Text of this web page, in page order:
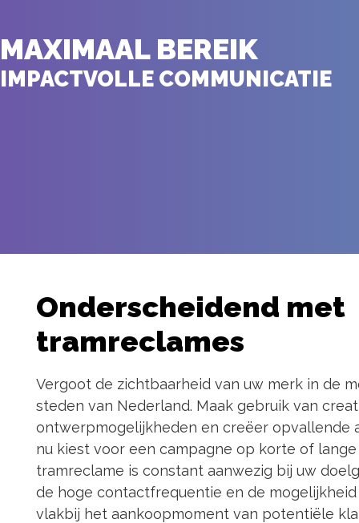
MAXIMAAL BEREIK
IMPACTVOLLE COMMUNICATIE
Onderscheidend met
tramreclames
Vergoot de zichtbaarheid van uw merk in de
steden van Nederland. Maak gebruik van
ontwerpmogelijkheden en creëer opvallende
nu kiest voor een campagne op korte of
tramreclame is constant aanwezig bij uw
de hoge contactfrequentie en de
vlakbij het aankoopmoment van potentiële